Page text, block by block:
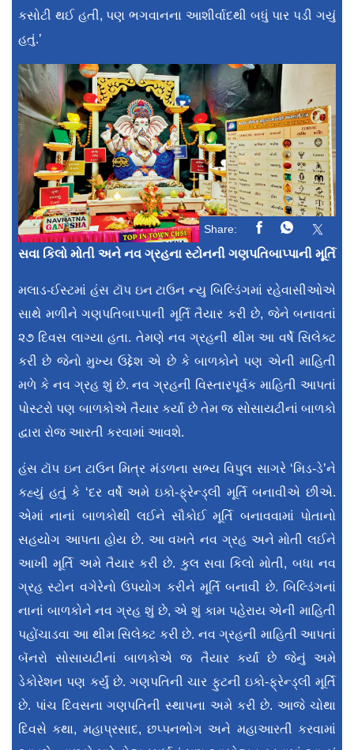
કસોટી થઈ હતી, પણ ભગવાનના આશીર્વાદથી બધું પાર પડી ગયું
હતું.’
Share:
સવા કિલો મોતી અને નવ ગ્રહના સ્ટોનની ગણપતિબાપ્પાની મૂર્તિ
મલાડ-ઈસ્ટમાં હંસ ટૉપ ઇન ટાઉન ન્યુ બિલ્ડિંગમાં રહેવાસીઓએ
સાથે મળીને ગણપતિબાપ્પાની મૂર્તિ તૈયાર કરી છે, જેને બનાવતાં
૨૭ દિવસ લાગ્યા હતા. તેમણે નવ ગ્રહની થીમ આ વર્ષે સિલેક્ટ
કરી છે જેનો મુખ્ય ઉદ્દેશ એ છે કે બાળકોને પણ એની માહિતી
મળે કે નવ ગ્રહ શું છે. નવ ગ્રહની વિસ્તારપૂર્વક માહિતી આપતાં
પોસ્ટરો પણ બાળકોએ તૈયાર કર્યાં છે તેમ જ સોસાયટીનાં બાળકો
દ્વારા રોજ આરતી કરવામાં આવશે.
હંસ ટૉપ ઇન ટાઉન મિત્ર મંડળના સભ્ય વિપુલ સાગરે ‘મિડ-ડે’ને
કહ્યું હતું કે ‘દર વર્ષે અમે ઇકો-ફ્રેન્ડ્લી મૂર્તિ બનાવીએ છીએ.
એમાં નાનાં બાળકોથી લઈને સૌકોઈ મૂર્તિ બનાવવામાં પોતાનો
સહયોગ આપતા હોય છે. આ વખતે નવ ગ્રહ અને મોતી લઈને
આખી મૂર્તિ અમે તૈયાર કરી છે. કુલ સવા કિલો મોતી, બધા નવ
ગ્રહ સ્ટોન વગેરેનો ઉપયોગ કરીને મૂર્તિ બનાવી છે. બિલ્ડિંગનાં
નાનાં બાળકોને નવ ગ્રહ શું છે, એ શું કામ પહેરાય એની માહિતી
પહોંચાડવા આ થીમ સિલેક્ટ કરી છે. નવ ગ્રહની માહિતી આપતાં
બૅનરો સોસાયટીનાં બાળકોએ જ તૈયાર કર્યાં છે જેનું અમે
ડેકોરેશન પણ કર્યું છે. ગણપતિની ચાર ફુટની ઇકો-ફ્રેન્ડ્લી મૂર્તિ
છે. પાંચ દિવસના ગણપતિની સ્થાપના અમે કરી છે. આજે ચોથા
દિવસે કથા, મહાપ્રસાદ, છપ્પનભોગ અને મહાઆરતી કરવામાં